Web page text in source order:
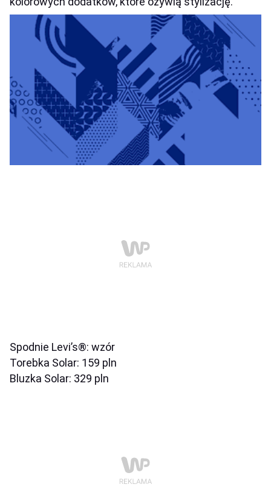
Spodnie Levi’s®: wzór
Torebka Solar: 159 pln
Bluzka Solar: 329 pln